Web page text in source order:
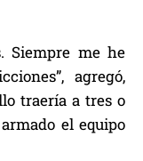
Siempre me he
agregó,
traería a tres o
el equipo